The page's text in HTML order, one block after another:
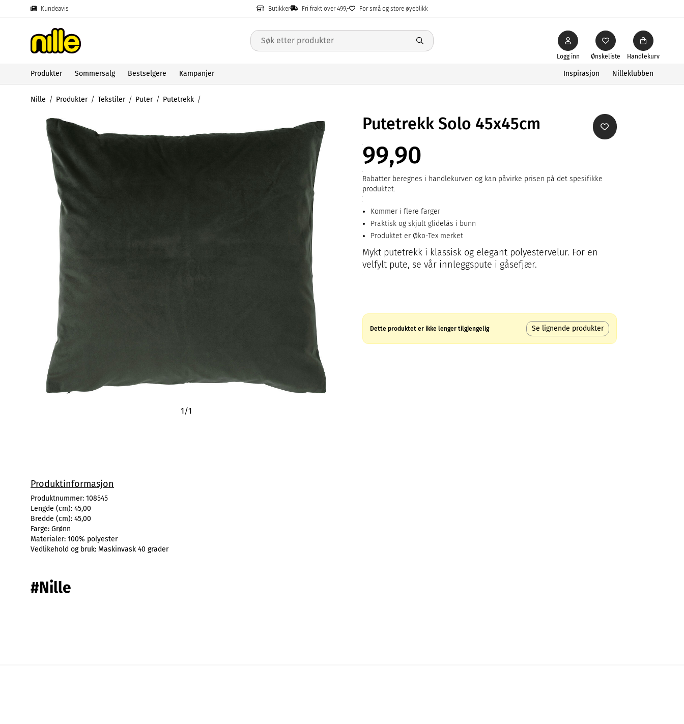
Kundeavis Butikker Fri frakt over 499,- For små og store øyeblikk
Ønskeliste
Logg inn Handlekurv
Produkter Sommersalg Bestselgere Kampanjer Inspirasjon Nilleklubben
Nille Produkter Tekstiler Puter Putetrekk
1/1
Putetrekk Solo 45x45cm
99,90
Rabatter beregnes i handlekurven og kan påvirke prisen på det spesifikke
produktet.
Kommer i flere farger
Praktisk og skjult glidelås i bunn
Produktet er Øko-Tex merket
Mykt putetrekk i klassisk og elegant polyestervelur. For en
velfylt pute, se vår innleggspute i gåsefjær.
Dette produktet er ikke lenger tilgjengelig Se lignende produkter
Produktinformasjon
Produktnummer: 108545
Lengde (cm): 45,00
Bredde (cm): 45,00
Farge: Grønn
Materialer: 100% polyester
Vedlikehold og bruk: Maskinvask 40 grader
#Nille